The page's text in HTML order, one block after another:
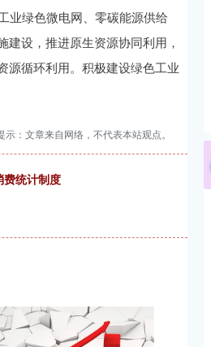
业绿色微电网、零碳能源供给
设，推进原生资源协同利用，
源循环利用。积极建设绿色工业
示：文章来自网络，不代表本站观点。
费统计制度